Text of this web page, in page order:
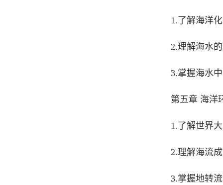
1.了解海洋
2.理解海水
3.掌握海水
第五章 海洋
1.了解世界
2.理解海流
3.掌握地转